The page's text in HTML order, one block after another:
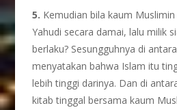
5. Kemudian bila kaum
Yahudi secara damai, lalu milik
berlaku? Sesungguhnya di
menyatakan bahwa Islam itu
lebih tinggi darinya. Dan di
kitab tinggal bersama kaum